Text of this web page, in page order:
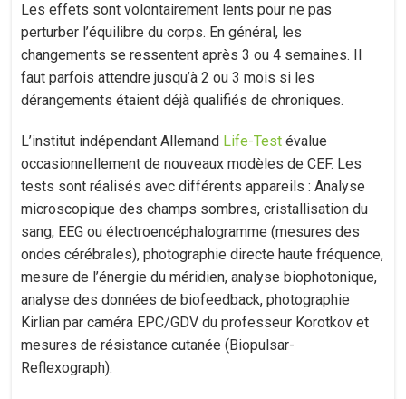
Les effets sont volontairement lents pour ne pas
perturber l’équilibre du corps. En général, les
changements se ressentent après 3 ou 4 semaines. Il
faut parfois attendre jusqu’à 2 ou 3 mois si les
dérangements étaient déjà qualifiés de chroniques.
L’institut indépendant Allemand Life-Test évalue
occasionnellement de nouveaux modèles de CEF. Les
tests sont réalisés avec différents appareils : Analyse
microscopique des champs sombres, cristallisation du
sang, EEG ou électroencéphalogramme (mesures des
ondes cérébrales), photographie directe haute fréquence,
mesure de l’énergie du méridien, analyse biophotonique,
analyse des données de biofeedback, photographie
Kirlian par caméra EPC/GDV du professeur Korotkov et
mesures de résistance cutanée (Biopulsar-
Reflexograph).